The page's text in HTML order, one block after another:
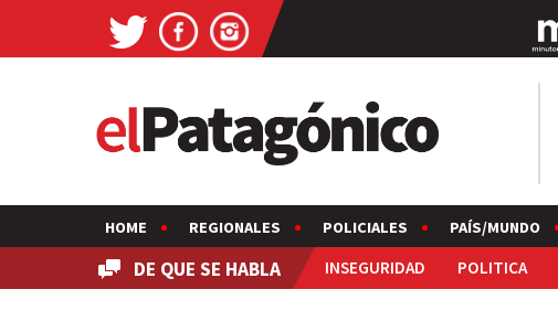
HOME REGIONALES POLICIALES PAÍS/MUNDO
DE QUE SE HABLA INSEGURIDAD POLITICA